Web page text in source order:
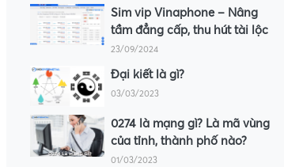
Sim vip Vinaphone – Nâng
tầm đẳng cấp, thu hút tài lộc
23/09/2024
Đại kiết là gì?
03/03/2023
0274 là mạng gì? Là mã vùng
của tỉnh, thành phố nào?
01/03/2023